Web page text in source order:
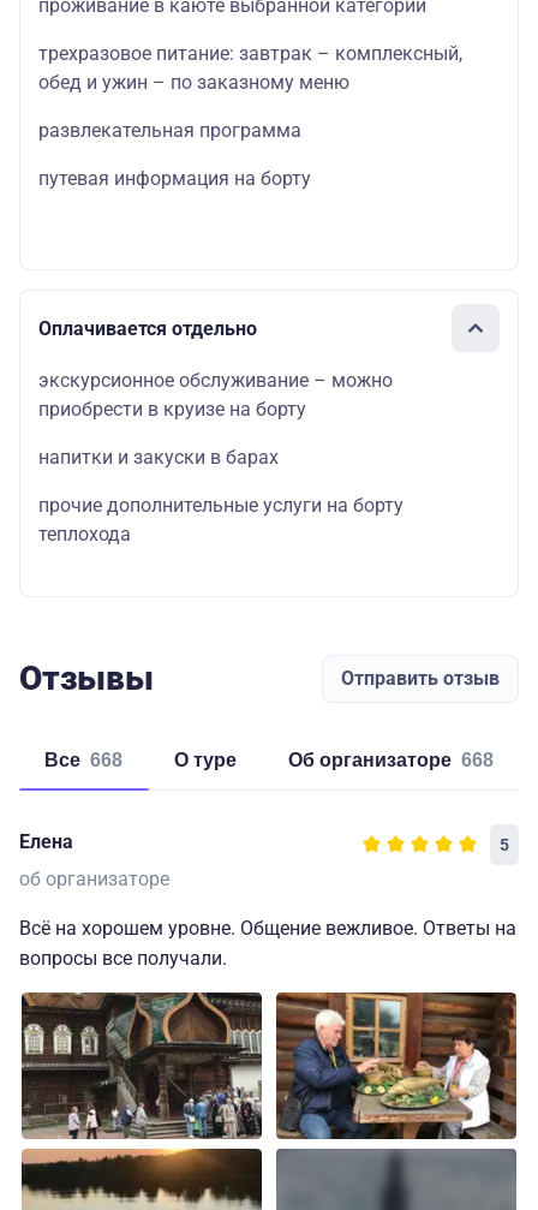
проживание в каюте выбранной категории
трехразовое питание: завтрак – комплексный,
обед и ужин – по заказному меню
развлекательная программа
путевая информация на борту
Оплачивается отдельно
экскурсионное обслуживание – можно
приобрести в круизе на борту
напитки и закуски в барах
прочие дополнительные услуги на борту
теплохода
Отзывы Отправить отзыв
Все 668 о туре об организаторе 668
Елена 5
об организаторе
Всё на хорошем уровне. Общение вежливое. Ответы на
вопросы все получали.